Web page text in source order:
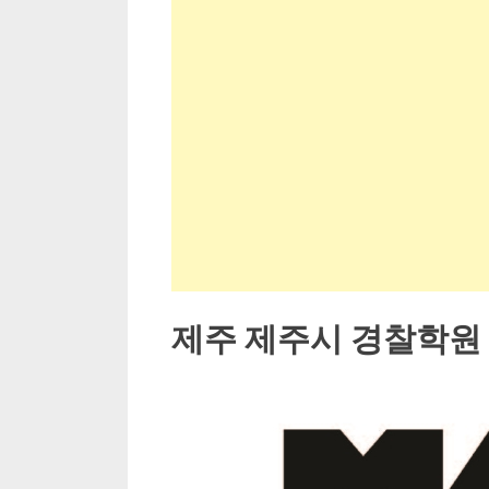
제주 제주시 경찰학